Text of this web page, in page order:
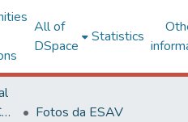
All of
DSpace
Statistics
Acervo Fotográfico do ACH-UFV
Fotos da ESAV